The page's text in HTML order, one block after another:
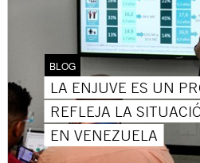
BLOG
LA ENJUVE ES UN
REFLEJA LA
EN VENEZUELA